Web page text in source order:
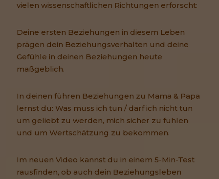
vielen wissenschaftlichen Richtungen erforscht:
Deine ersten Beziehungen in diesem Leben
prägen dein Beziehungsverhalten und deine
Gefühle in deinen Beziehungen heute
maßgeblich.
In deinen führen Beziehungen zu Mama & Papa
lernst du: Was muss ich tun / darf ich nicht tun
um geliebt zu werden, mich sicher zu fühlen
und um Wertschätzung zu bekommen.
Im neuen Video kannst du in einem 5-Min-Test
rausfinden, ob auch dein Beziehungsleben